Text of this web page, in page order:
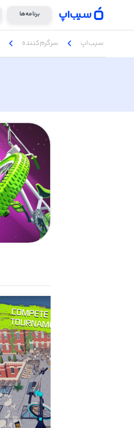
برنامه‌ها
سیب‌اپ chevron_left سرگرم‌کننده chevron_left